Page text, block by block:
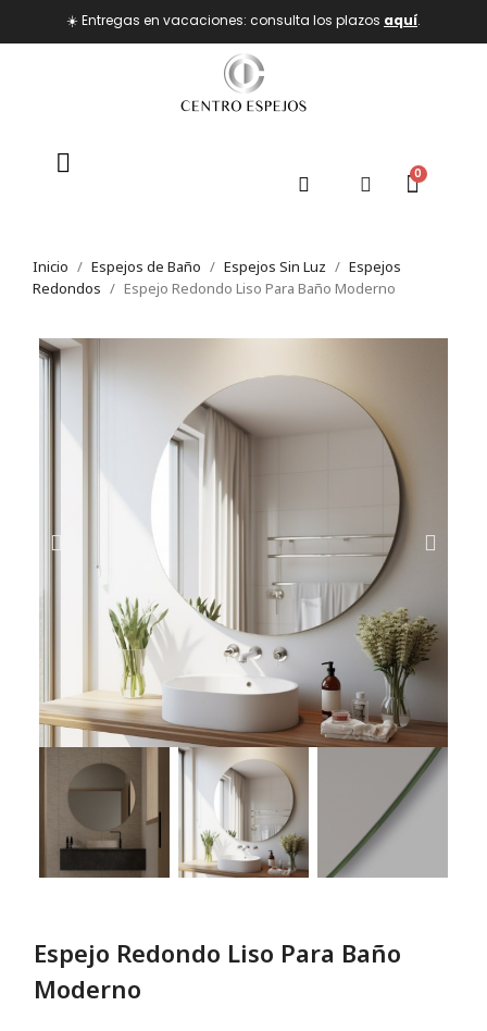
☀️ Entregas en vacaciones: consulta los plazos aquí.
Inicio Espejos de Baño Espejos Sin Luz
Espejos
Redondos
Espejo Redondo Liso Para Baño Moderno
Espejo Redondo Liso Para Baño
Moderno